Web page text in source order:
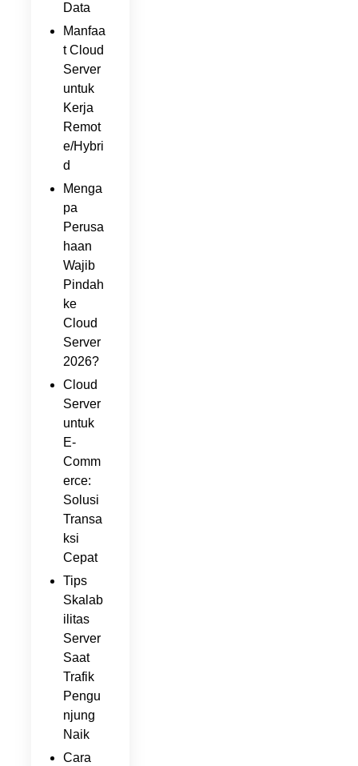
Data
Manfaa
t Cloud
Server
untuk
Kerja
Remot
e/Hybri
d
Menga
pa
Perusa
haan
Wajib
Pindah
ke
Cloud
Server
2026?
Cloud
Server
untuk
E-
Comm
erce:
Solusi
Transa
ksi
Cepat
Tips
Skalab
ilitas
Server
Saat
Trafik
Pengu
njung
Naik
Cara